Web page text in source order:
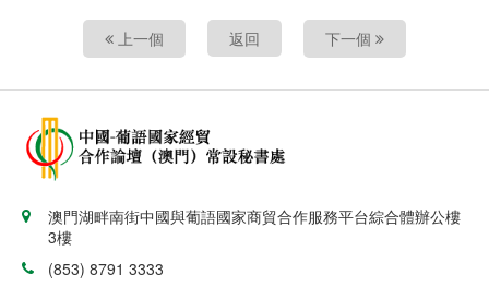
上一個 返回 下一個
澳門湖畔南街中國與葡語國家商貿合作服務平台綜合體辦公樓
3樓
(853) 8791 3333